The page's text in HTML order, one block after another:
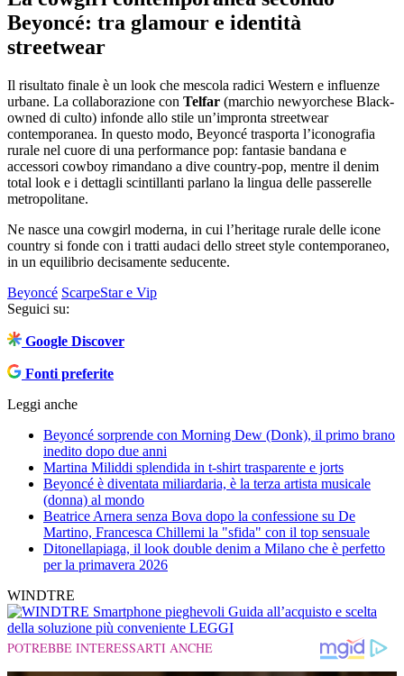
Beyoncé: tra glamour e identità
streetwear
Il risultato finale è un look che mescola radici Western e influenze
urbane. La collaborazione con Telfar (marchio newyorchese Black-
owned di culto) infonde allo stile un’impronta streetwear
contemporanea. In questo modo, Beyoncé trasporta l’iconografia
rurale nel cuore di una performance pop: fantasie bandana e
accessori cowboy rimandano a dive country-pop, mentre il denim
total look e i dettagli scintillanti parlano la lingua delle passerelle
metropolitane.
Ne nasce una cowgirl moderna, in cui l’heritage rurale delle icone
country si fonde con i tratti audaci dello street style contemporaneo,
in un equilibrio decisamente seducente.
Beyoncé ScarpeStar e Vip
Seguici su:
Google Discover
Fonti preferite
Leggi anche
Beyoncé sorprende con Morning Dew (Donk), il primo brano
inedito dopo due anni
Martina Miliddi splendida in t-shirt trasparente e jorts
Beyoncé è diventata miliardaria, è la terza artista musicale
(donna) al mondo
Beatrice Arnera senza Bova dopo la confessione su De
Martino, Francesca Chillemi la "sfida" con il top sensuale
Ditonellapiaga, il look double denim a Milano che è perfetto
per la primavera 2026
WINDTRE
Smartphone pieghevoli Guida all’acquisto e scelta
della soluzione più conveniente LEGGI